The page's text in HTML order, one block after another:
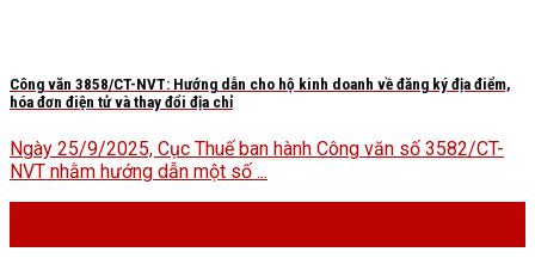
Công văn 3858/CT-NVT: Hướng dẫn cho hộ kinh doanh về đăng ký địa điểm,
hóa đơn điện tử và thay đổi địa chỉ
Ngày 25/9/2025, Cục Thuế ban hành Công văn số 3582/CT-
NVT nhằm hướng dẫn một số ...